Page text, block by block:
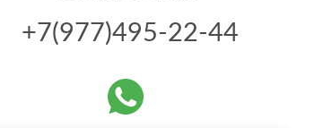
+7(977)495-22-44